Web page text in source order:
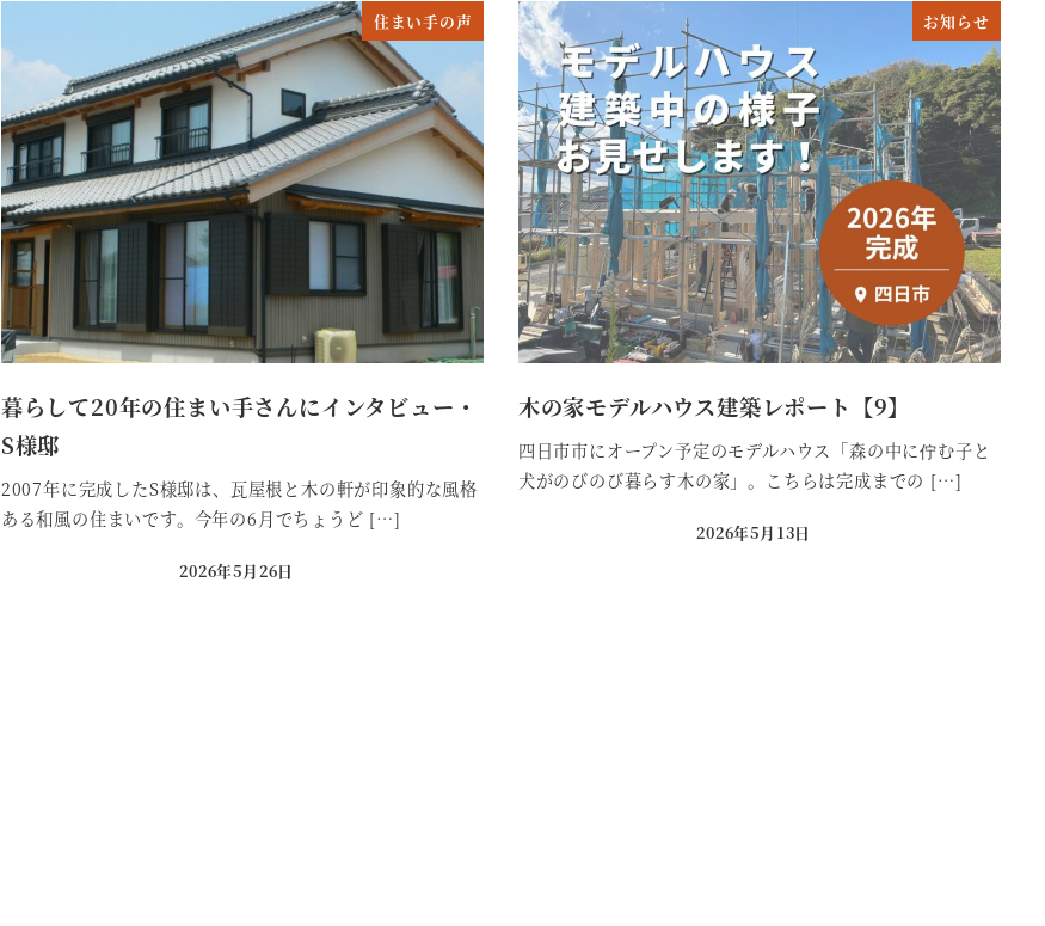
住まい手の声
暮らして20年の住まい手さんにインタビュー・
S様邸
2007年に完成したS様邸は、瓦屋根と木の軒が印象的な風格
ある和風の住まいです。今年の6月でちょうど […]
投稿日
2026年5月26日
お知らせ
木の家モデルハウス建築レポート【9】
四日市市にオープン予定のモデルハウス「森の中に佇む子と
犬がのびのび暮らす木の家」。こちらは完成までの […]
投稿日
2026年5月13日